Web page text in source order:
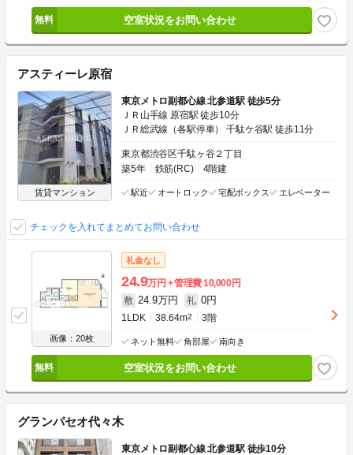
空室状況をお問い合わせ
アスティーレ原宿
賃貸マンション
東京メトロ副都心線 北参道駅 徒歩5分
ＪＲ山手線 原宿駅 徒歩10分
ＪＲ総武線（各駅停車） 千駄ケ谷駅 徒歩11分
東京都渋谷区千駄ヶ谷２丁目
築5年
鉄筋(RC) 4階建
駅近 オートロック 宅配ボックス エレベーター
チェックを入れてまとめてお問い合わせ
画像：20枚
礼金なし
24.9万円 管理費10,000円
敷 24.9万円 礼 0円
1LDK 38.64m2 3階
ネット無料 角部屋 南向き
空室状況をお問い合わせ
グランパセオ代々木
東京メトロ副都心線 北参道駅 徒歩10分